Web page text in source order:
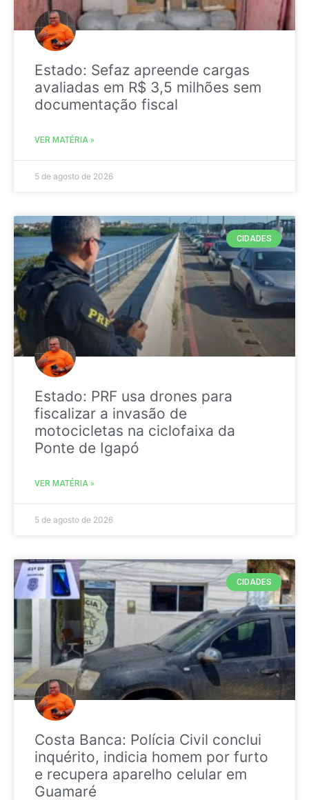
Estado: Sefaz apreende cargas
avaliadas em R$ 3,5 milhões sem
documentação fiscal
VER MATÉRIA »
5 de agosto de 2026
CIDADES
Estado: PRF usa drones para
fiscalizar a invasão de
motocicletas na ciclofaixa da
Ponte de Igapó
VER MATÉRIA »
5 de agosto de 2026
CIDADES
Costa Banca: Polícia Civil conclui
inquérito, indicia homem por furto
e recupera aparelho celular em
Guamaré